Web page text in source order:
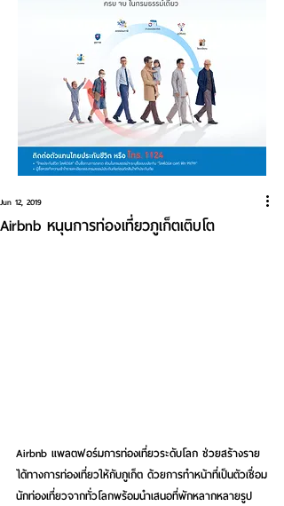
Airbnb หนุนการท่องเที่ยวภูเก็ตเติบโต
Jun 12, 2019
Airbnb แพลตฟอร์มการท่องเที่ยวระดับโลก ช่วยสร้างราย
ได้ทางการท่องเที่ยวให้กับภูเก็ต ด้วยการทำหน้าที่เป็นตัวเชื่อม
นักท่องเที่ยวจากทั่วโลกพร้อมนำเสนอที่พักหลากหลายรูป